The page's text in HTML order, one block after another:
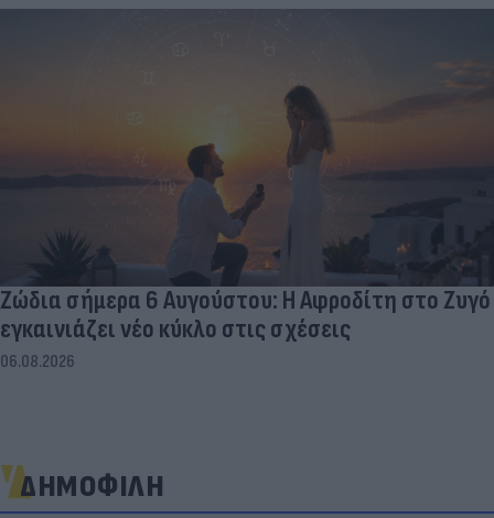
Ζώδια σήμερα 6 Αυγούστου: Η Αφροδίτη στο Ζυγό
εγκαινιάζει νέο κύκλο στις σχέσεις
06.08.2026
ΔΗΜΟΦΙΛΗ